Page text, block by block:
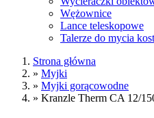
Wężownice
Lance teleskopowe
Talerze do mycia
Strona główna
» Myjki
» Myjki gorącowodne
» Kranzle Therm CA 12/